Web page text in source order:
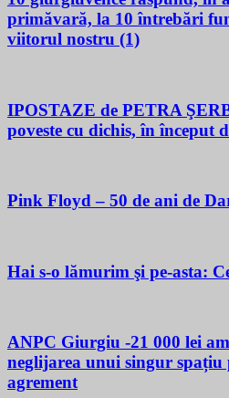
primăvară, la 10 întrebări
viitorul nostru (1)
IPOSTAZE de PETRA
poveste cu dichis, în început
Pink Floyd – 50 de ani de
Hai s-o lămurim şi pe-asta:
ANPC Giurgiu -21 000 lei
neglijarea unui singur spațiu
agrement